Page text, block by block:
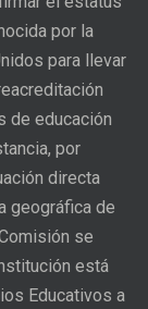
por la
para llevar
de educación
por
directa
geográfica de
se
está
Educativos a